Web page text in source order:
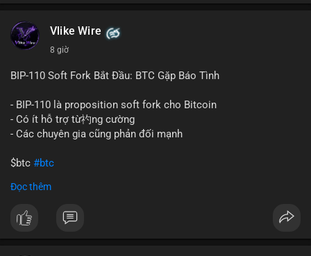
chuyển trong một giao dịch duy nhất cho thấy dấu hiệu của
này có thể phản ánh ba kịch bản chính: thứ nhất, cá voi đang
chuẩn bị thanh khoản bằng cách chuyển lên sàn giao dịch, tạo
để nắm giữ dài hạn, thể hiện niềm tin vào xu hướng tăng; thứ
tán rủi ro. Với mức giá 65K, khối lượng này không quá lớn để
gây sốc thanh khoản tức thời, nhưng vẫn đủ sức tạo biến động
tâm lý ngắn hạn nếu hướng đến sàn tập trung.
Lời khuyên cho nhà đầu tư nhỏ lẻ:
hướng đi của dòng tiền. Tránh hành động theo cảm xúc, ưu
rõ ràng về đích đến của số BTC này.
Vlike Wire
8 giờ
BIP-110 Soft Fork Bắt Đầu: BTC Gặp Báo Tình
- BIP-110 là proposition soft fork cho Bitcoin
- Có ít hỗ trợ từ礿ng cường
- Các chuyên gia cũng phản đối mạnh
$btc #btc
#vlikevn
📰 Nguồn: CoinDesk
Đọc thêm